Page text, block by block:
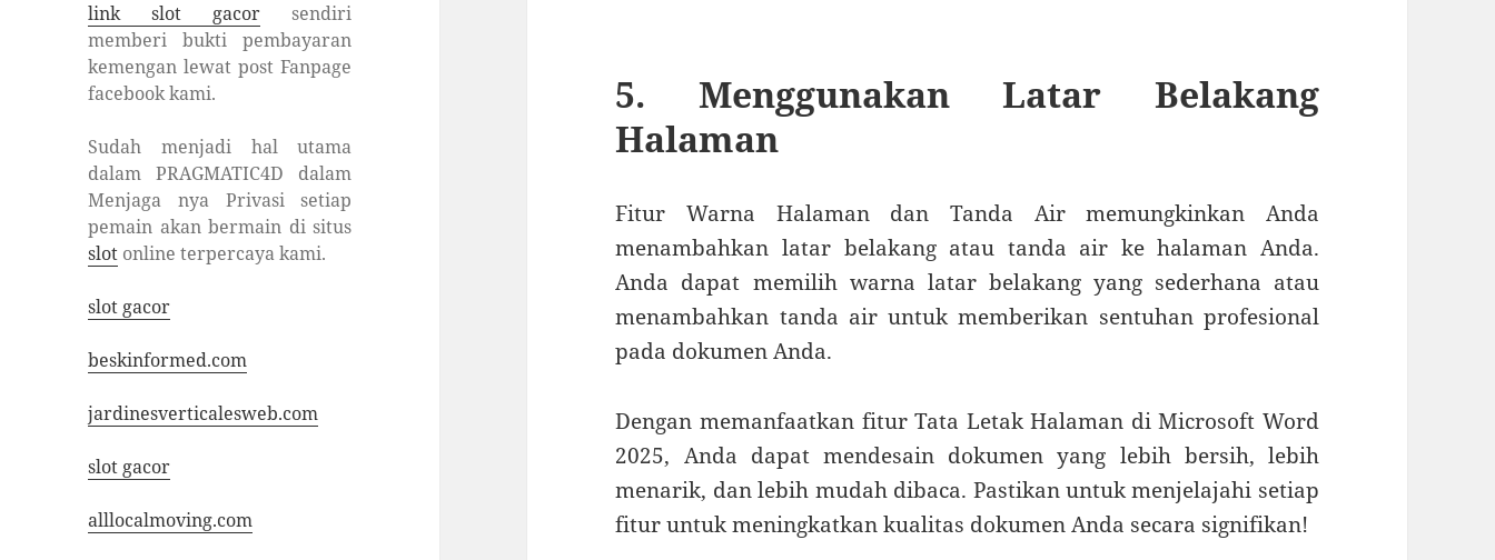
link slot gacor sendiri
memberi bukti pembayaran
kemengan lewat post Fanpage
facebook kami.
Sudah menjadi hal utama
dalam PRAGMATIC4D dalam
Menjaga nya Privasi setiap
pemain akan bermain di situs
slot online terpercaya kami.
slot gacor
beskinformed.com
jardinesverticalesweb.com
slot gacor
alllocalmoving.com
5. Menggunakan Latar Belakang
Halaman
Fitur Warna Halaman dan Tanda Air memungkinkan Anda
menambahkan latar belakang atau tanda air ke halaman Anda.
Anda dapat memilih warna latar belakang yang sederhana atau
menambahkan tanda air untuk memberikan sentuhan profesional
pada dokumen Anda.
Dengan memanfaatkan fitur Tata Letak Halaman di Microsoft Word
2025, Anda dapat mendesain dokumen yang lebih bersih, lebih
menarik, dan lebih mudah dibaca. Pastikan untuk menjelajahi setiap
fitur untuk meningkatkan kualitas dokumen Anda secara signifikan!